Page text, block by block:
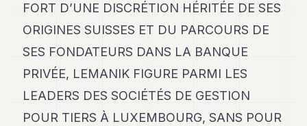
Andy
Andy
37
36
Andy
35
Andy
FORT D’UNE DISCRÉTION HÉRITÉE DE SES
ORIGINES SUISSES ET DU PARCOURS DE
SES FONDATEURS DANS LA BANQUE
PRIVÉE, LEMANIK FIGURE PARMI LES
LEADERS DES SOCIÉTÉS DE GESTION
POUR TIERS À LUXEMBOURG, SANS POUR